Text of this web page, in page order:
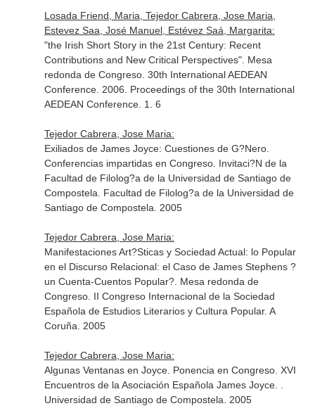
Losada Friend, Maria, Tejedor Cabrera, Jose Maria,
Estevez Saa, José Manuel, Estévez Saá, Margarita:
"the Irish Short Story in the 21st Century: Recent
Contributions and New Critical Perspectives". Mesa
redonda de Congreso. 30th International AEDEAN
Conference. 2006. Proceedings of the 30th International
AEDEAN Conference. 1. 6
Tejedor Cabrera, Jose Maria:
Exiliados de James Joyce: Cuestiones de G?Nero.
Conferencias impartidas en Congreso. Invitaci?N de la
Facultad de Filolog?a de la Universidad de Santiago de
Compostela. Facultad de Filolog?a de la Universidad de
Santiago de Compostela. 2005
Tejedor Cabrera, Jose Maria:
Manifestaciones Art?Sticas y Sociedad Actual: lo Popular
en el Discurso Relacional: el Caso de James Stephens ?
un Cuenta-Cuentos Popular?. Mesa redonda de
Congreso. II Congreso Internacional de la Sociedad
Española de Estudios Literarios y Cultura Popular. A
Coruña. 2005
Tejedor Cabrera, Jose Maria:
Algunas Ventanas en Joyce. Ponencia en Congreso. XVI
Encuentros de la Asociación Española James Joyce. .
Universidad de Santiago de Compostela. 2005